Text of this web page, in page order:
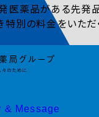
医薬品がある先発
特別の料金をいた
& Message